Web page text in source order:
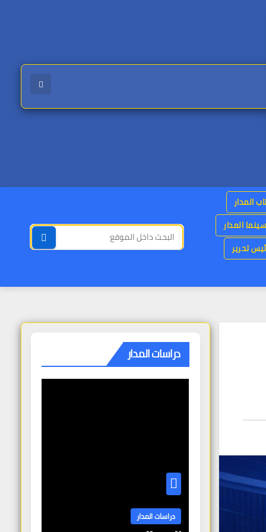
المدار
سينما المدار
تحرير
دراسات المدار
دراسات المدار